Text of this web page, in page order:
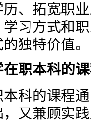
历、拓宽职
学习方式和
独特价值。
在职本科的
本科的课程
，又兼顾实